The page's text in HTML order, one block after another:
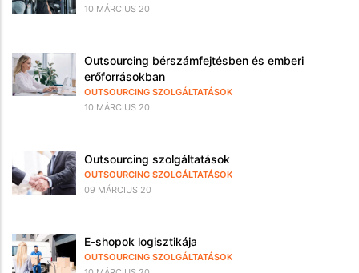
10 MÁRCIUS 20
Outsourcing bérszámfejtésben és emberi
erőforrásokban
OUTSOURCING SZOLGÁLTATÁSOK
10 MÁRCIUS 20
Outsourcing szolgáltatások
OUTSOURCING SZOLGÁLTATÁSOK
09 MÁRCIUS 20
E-shopok logisztikája
OUTSOURCING SZOLGÁLTATÁSOK